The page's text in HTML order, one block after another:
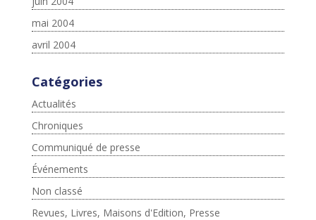
mai 2004
avril 2004
Catégories
Actualités
Chroniques
Communiqué de presse
Événements
Non classé
Revues, Livres, Maisons d'Edition, Presse